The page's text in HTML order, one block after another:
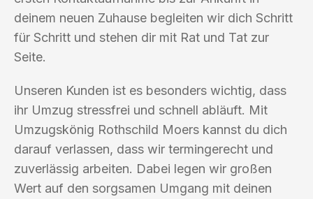
deinem neuen Zuhause begleiten wir dich Schritt
für Schritt und stehen dir mit Rat und Tat zur
Seite.
Unseren Kunden ist es besonders wichtig, dass
ihr Umzug stressfrei und schnell abläuft. Mit
Umzugskönig Rothschild Moers kannst du dich
darauf verlassen, dass wir termingerecht und
zuverlässig arbeiten. Dabei legen wir großen
Wert auf den sorgsamen Umgang mit deinen